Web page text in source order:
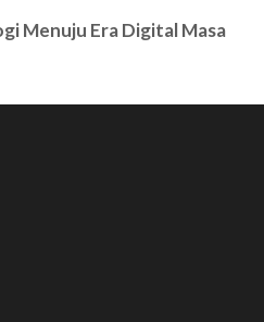
Menuju Era Digital Masa